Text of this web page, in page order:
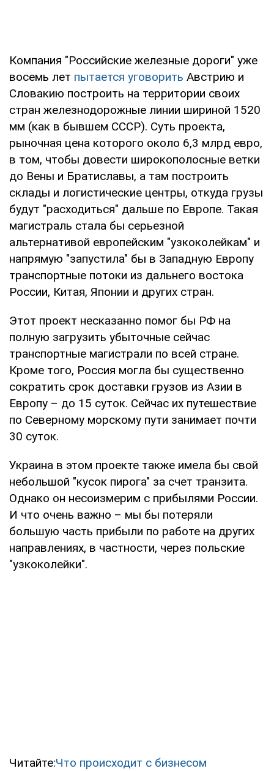
Компания "Российские железные дороги" уже
восемь лет пытается уговорить Австрию и
Словакию построить на территории своих
стран железнодорожные линии шириной 1520
мм (как в бывшем СССР). Суть проекта,
рыночная цена которого около 6,3 млрд евро,
в том, чтобы довести широкополосные ветки
до Вены и Братиславы, а там построить
склады и логистические центры, откуда грузы
будут "расходиться" дальше по Европе. Такая
магистраль стала бы серьезной
альтернативой европейским "узкоколейкам" и
напрямую "запустила" бы в Западную Европу
транспортные потоки из дальнего востока
России, Китая, Японии и других стран.
Этот проект несказанно помог бы РФ на
полную загрузить убыточные сейчас
транспортные магистрали по всей стране.
Кроме того, Россия могла бы существенно
сократить срок доставки грузов из Азии в
Европу – до 15 суток. Сейчас их путешествие
по Северному морскому пути занимает почти
30 суток.
Украина в этом проекте также имела бы свой
небольшой "кусок пирога" за счет транзита.
Однако он несоизмерим с прибылями России.
И что очень важно – мы бы потеряли
большую часть прибыли по работе на других
направлениях, в частности, через польские
"узкоколейки".
Читайте:Что происходит с бизнесом